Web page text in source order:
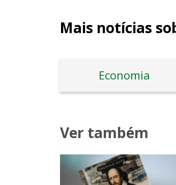
Mais notícias
Economia
Ver também